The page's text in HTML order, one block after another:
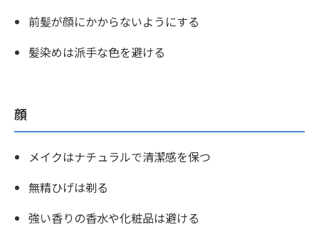
前髪が顔にかからないようにする
髪染めは派手な色を避ける
顔
メイクはナチュラルで清潔感を保つ
無精ひげは剃る
強い香りの香水や化粧品は避ける